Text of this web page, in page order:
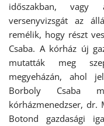
időszakban, vagy
versenyvizsgát az
remélik, hogy részt
Csaba. A kórház új
mutatták meg
megyeházán, ahol
Borboly Csaba
kórházmenedzser, dr.
Botond gazdasági